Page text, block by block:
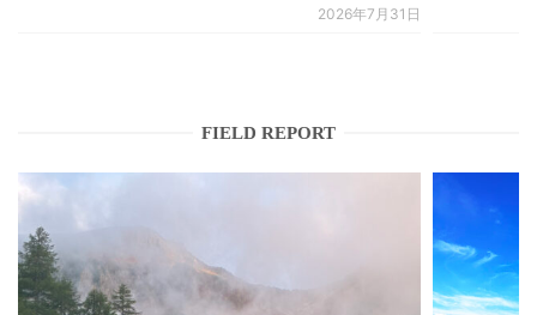
2026年7月31日
FIELD REPORT